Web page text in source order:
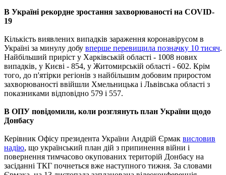
В Україні рекордне зростання захворюваності на COVID-
19
Кількість виявлених випадків зараження коронавірусом в
Україні за минулу добу вперше перевищила позначку 10 тисяч.
Найбільший приріст у Харківській області - 1008 нових
випадків, у Києві - 854, у Житомирській області - 602. Крім
того, до п'ятірки регіонів з найбільшим добовим приростом
захворюваності ввійшли Хмельницька і Львівська області з
показниками відповідно 579 і 557.
В ОПУ повідомили, коли розглянуть план України щодо
Донбасу
Керівник Офісу президента України Андрій Єрмак висловив
надію, що український план дій з припинення війни і
повернення тимчасово окупованих територій Донбасу на
засіданні ТКГ почнеться вже наступного тижня. За словами